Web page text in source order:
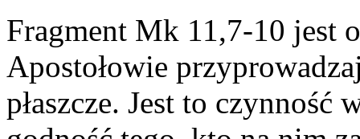
Fragment Mk 11,7-10 jest
Apostołowie
płaszcze. Jest to czynność